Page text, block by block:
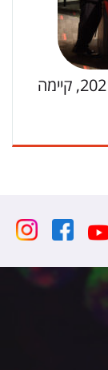
ביום רביעי, 29 בדצמבר 2021, קיימה